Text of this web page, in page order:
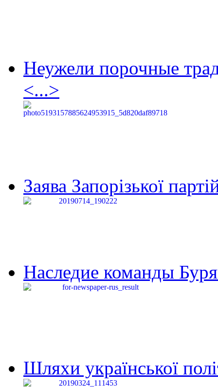
Неужели порочные
<...>
Заява Запорізької
Наследие команды
Шляхи української